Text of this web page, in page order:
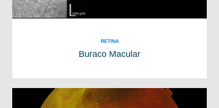
RETINA
Buraco Macular